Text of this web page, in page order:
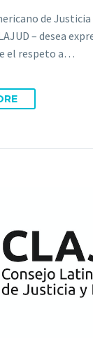
de Justicia
– desea
el respeto a…